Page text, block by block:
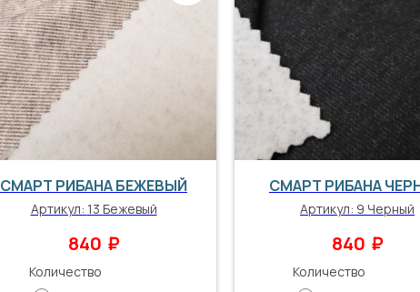
СМАРТ РИБАНА БЕЖЕВЫЙ
Артикул: 13 Бежевый
840 ₽
Количество
СМАРТ РИБАНА
Артикул: 9 Черный
840 ₽
Количество